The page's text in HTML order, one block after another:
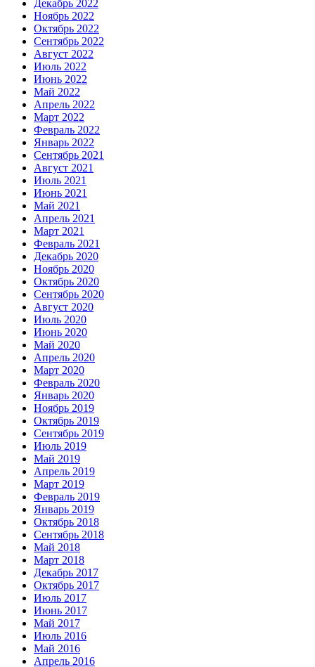
Декабрь 2022
Ноябрь 2022
Октябрь 2022
Сентябрь 2022
Август 2022
Июль 2022
Июнь 2022
Май 2022
Апрель 2022
Март 2022
Февраль 2022
Январь 2022
Сентябрь 2021
Август 2021
Июль 2021
Июнь 2021
Май 2021
Апрель 2021
Март 2021
Февраль 2021
Декабрь 2020
Ноябрь 2020
Октябрь 2020
Сентябрь 2020
Август 2020
Июль 2020
Июнь 2020
Май 2020
Апрель 2020
Март 2020
Февраль 2020
Январь 2020
Ноябрь 2019
Октябрь 2019
Сентябрь 2019
Июль 2019
Май 2019
Апрель 2019
Март 2019
Февраль 2019
Январь 2019
Октябрь 2018
Сентябрь 2018
Май 2018
Март 2018
Декабрь 2017
Октябрь 2017
Июль 2017
Июнь 2017
Май 2017
Июль 2016
Май 2016
Апрель 2016